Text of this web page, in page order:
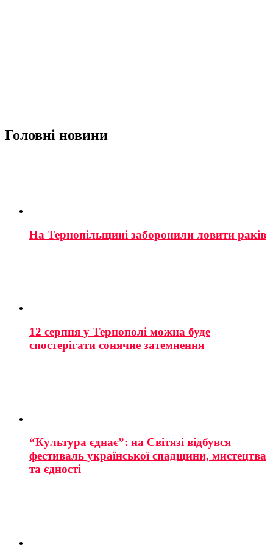
Головні новини
На Тернопільщині заборонили ловити раків
12 серпня у Тернополі можна буде
спостерігати сонячне затемнення
“Культура єднає”: на Світязі відбувся
фестиваль української спадщини, мистецтва
та єдності